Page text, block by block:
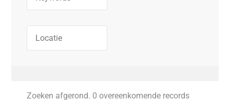
Zoeken afgerond. 0 overeenkomende records